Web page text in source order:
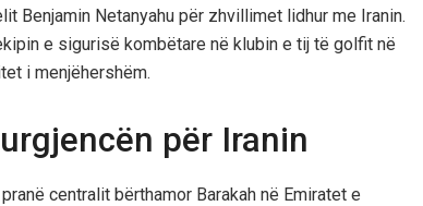
Netanyahu për zhvillimet lidhur me Iranin.
e sigurisë kombëtare në klubin e tij të golfit në
i menjëhershëm.
për Iranin
centralit bërthamor Barakah në Emiratet e